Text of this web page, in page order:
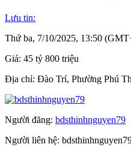
Lưu tin:
Thứ ba, 7/10/2025, 13:50
Giá: 45 tỷ 800 triệu
Địa chỉ: Đào Trí, Phường Phú
Người đăng: bdsthinhnguyen79
Người liên hệ: